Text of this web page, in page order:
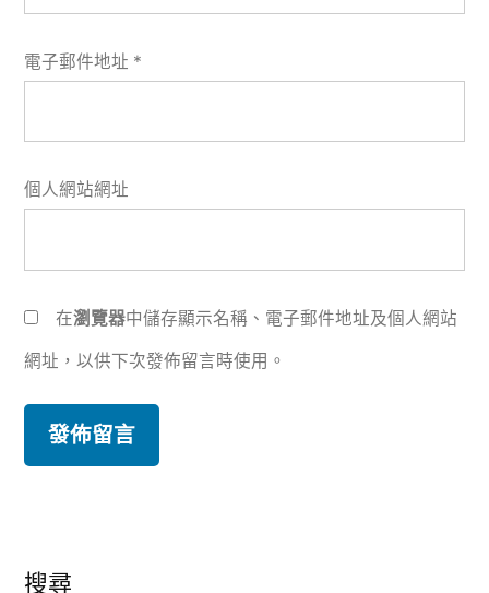
電子郵件地址 *
個人網站網址
在瀏覽器中儲存顯示名稱、電子郵件地址及個人網站
網址，以供下次發佈留言時使用。
搜尋